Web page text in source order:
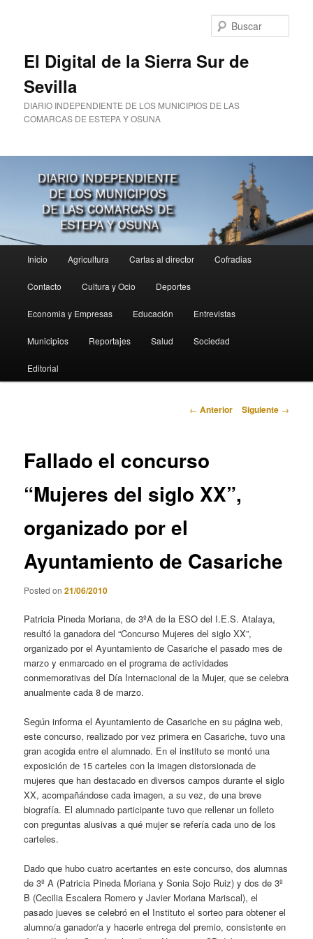
El Digital de la Sierra Sur de
Sevilla
DIARIO INDEPENDIENTE DE LOS MUNICIPIOS DE LAS
COMARCAS DE ESTEPA Y OSUNA
principal
Inicio Agricultura Cartas al director Cofradias
Contacto Cultura y Ocio Deportes
Economia y Empresas Educación Entrevistas
Municipios Reportajes Salud Sociedad
Editorial
Navegación
← Anterior Siguiente →
Fallado el concurso
“Mujeres del siglo XX”,
organizado por el
Ayuntamiento de Casariche
Posted on21/06/2010
Patricia Pineda Moriana, de 3ºA de la ESO del I.E.S. Atalaya,
resultó la ganadora del “Concurso Mujeres del siglo XX”,
organizado por el Ayuntamiento de Casariche el pasado mes de
marzo y enmarcado en el programa de actividades
conmemorativas del Día Internacional de la Mujer, que se celebra
anualmente cada 8 de marzo.
Según informa el Ayuntamiento de Casariche en su página web,
este concurso, realizado por vez primera en Casariche, tuvo una
gran acogida entre el alumnado. En el instituto se montó una
exposición de 15 carteles con la imagen distorsionada de
mujeres que han destacado en diversos campos durante el siglo
XX, acompañándose cada imagen, a su vez, de una breve
biografía. El alumnado participante tuvo que rellenar un folleto
con preguntas alusivas a qué mujer se refería cada uno de los
carteles.
Dado que hubo cuatro acertantes en este concurso, dos alumnas
de 3º A (Patricia Pineda Moriana y Sonia Sojo Ruiz) y dos de 3º
B (Cecilia Escalera Romero y Javier Moriana Mariscal), el
pasado jueves se celebró en el Instituto el sorteo para obtener el
alumno/a ganador/a y hacerle entrega del premio, consistente en